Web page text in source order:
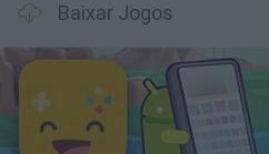
Baixar Jogos